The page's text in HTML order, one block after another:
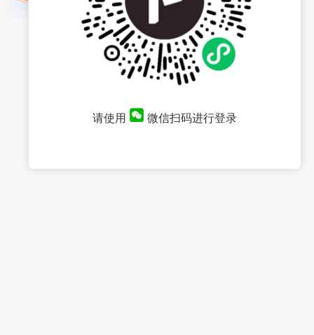
请使用 微信扫码进行登录